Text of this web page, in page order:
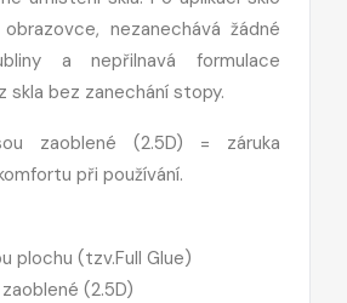
nezanechává žádné
a nepřilnavá formulace
skla bez zanechání stopy.
zaoblené (2.5D) = záruka
při používání.
plochu (tzv.Full Glue)
(2.5D)